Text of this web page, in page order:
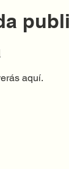
aquí.